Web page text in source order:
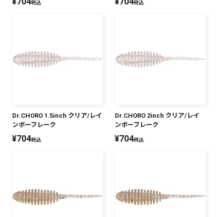
税込 税込
Dr.CHORO 1.5inch クリア/レイ
ンボーフレーク
¥704税込
Dr.CHORO 2inch クリア/レイ
ンボーフレーク
¥704税込